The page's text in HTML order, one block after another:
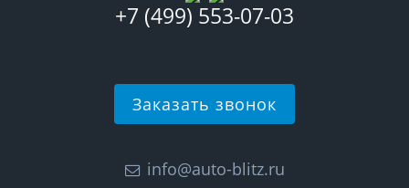
+7 (499) 553-07-03
Заказать звонок
info@auto-blitz.ru